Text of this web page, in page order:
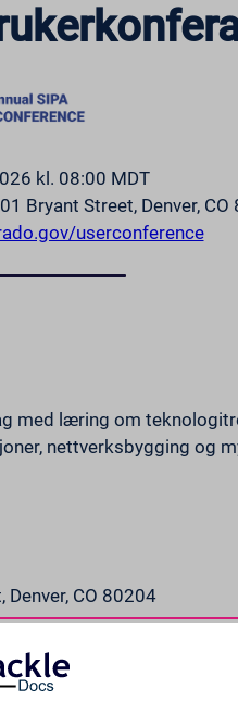
kl. 08:00 MDT
Bryant Street, Denver, CO
userconference
med læring om
nettverksbygging og
CO 80204